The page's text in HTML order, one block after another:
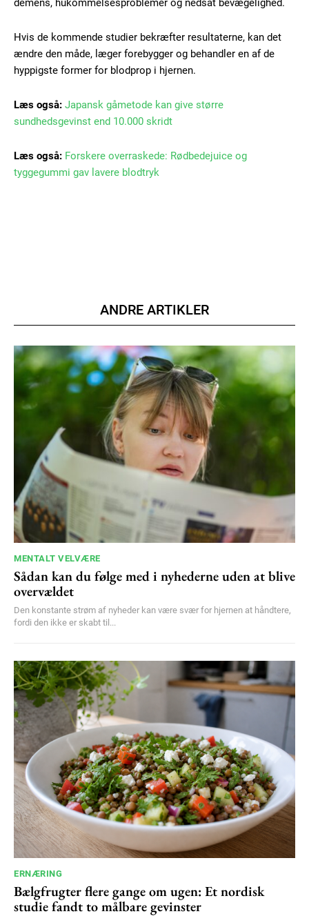
Gratis / forever
Praesent euismod ac
Nullam eu erat condimentum
Donec quis est ac felis
Member full access
100DKK / year
Etiam est nibh, lobortis sit
Praesent euismod ac
Ut mollis pellentesque tortor
Nullam eu erat condimentum
Donec quis est ac felis
Orci varius natoque dolor
demens, hukommelsesproblemer og nedsat bevægelighed.
Hvis de kommende studier bekræfter resultaterne, kan det
ændre den måde, læger forebygger og behandler en af de
hyppigste former for blodprop i hjernen.
Læs også: Japansk gåmetode kan give større
sundhedsgevinst end 10.000 skridt
Læs også: Forskere overraskede: Rødbedejuice og
tyggegummi gav lavere blodtryk
ANDRE ARTIKLER
MENTALT VELVÆRE
Sådan kan du følge med i nyhederne uden at blive
overvældet
Den konstante strøm af nyheder kan være svær for hjernen at håndtere,
fordi den ikke er skabt til...
ERNÆRING
Bælgfrugter flere gange om ugen: Et nordisk
studie fandt to målbare gevinster